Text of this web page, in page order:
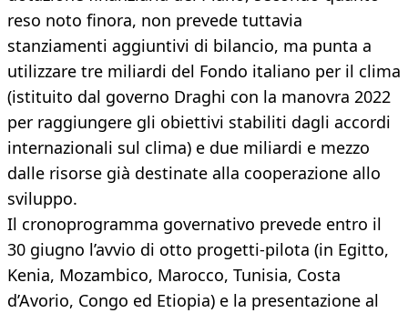
reso noto finora, non prevede tuttavia
stanziamenti aggiuntivi di bilancio, ma punta a
utilizzare tre miliardi del Fondo italiano per il clima
(istituito dal governo Draghi con la manovra 2022
per raggiungere gli obiettivi stabiliti dagli accordi
internazionali sul clima) e due miliardi e mezzo
dalle risorse già destinate alla cooperazione allo
sviluppo.
Il cronoprogramma governativo prevede entro il
30 giugno l’avvio di otto progetti-pilota (in Egitto,
Kenia, Mozambico, Marocco, Tunisia, Costa
d’Avorio, Congo ed Etiopia) e la presentazione al